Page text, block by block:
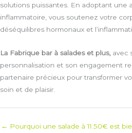
solutions puissantes. En adoptant une
inflammatoire, vous soutenez votre
déséquilibres hormonaux et
La Fabrique bar à salades et plus, avec
personnalisation et son engagement
partenaire précieux pour transformer
soin et de plaisir.
← Pourquoi une salade à 11.50€ est